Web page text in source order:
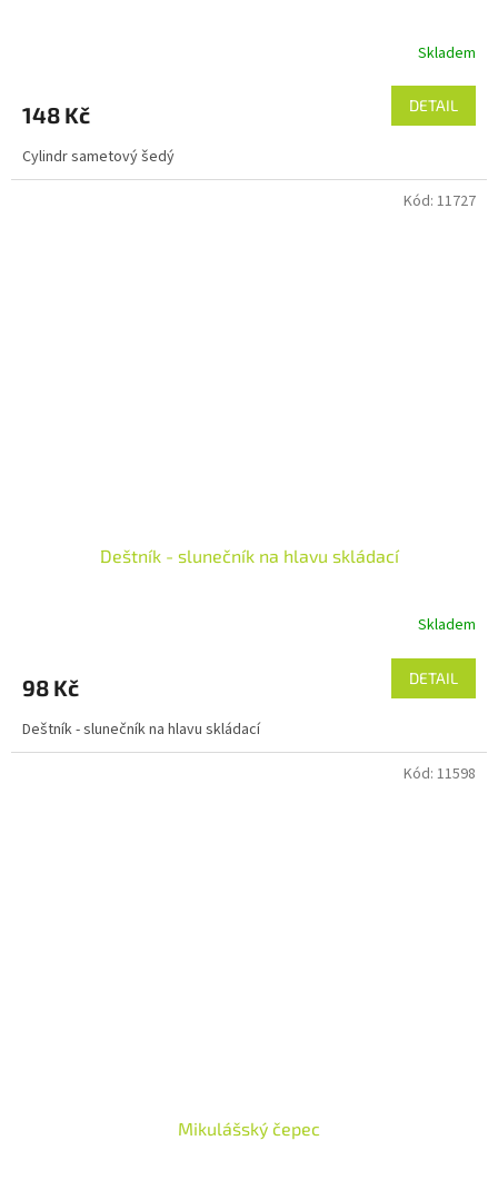
Skladem
148 Kč DETAIL
Cylindr sametový šedý
Deštník - slunečník na hlavu skládací
Skladem
98 Kč DETAIL
Deštník - slunečník na hlavu skládací
Kód: 11727
Mikulášský čepec
Kód: 11598